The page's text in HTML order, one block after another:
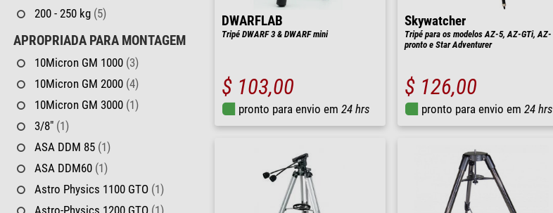
200 - 250 kg (5)
APROPRIADA PARA MONTAGEM
10Micron GM 1000 (3)
10Micron GM 2000 (4)
10Micron GM 3000 (1)
3/8" (1)
ASA DDM 85 (1)
ASA DDM60 (1)
Astro Physics 1100 GTO (1)
DWARFLAB
Tripé DWARF 3 & DWARF mini
$ 103,00
pronto para envio em 24 hrs
Skywatcher
Tripé para os modelos AZ-5, AZ-GTi, AZ-
pronto e Star Adventurer
$ 126,00
pronto para envio em 24 hrs